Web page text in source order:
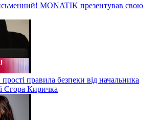
MONATIK презентував свою
правила безпеки від начальника
Єгора Киричка